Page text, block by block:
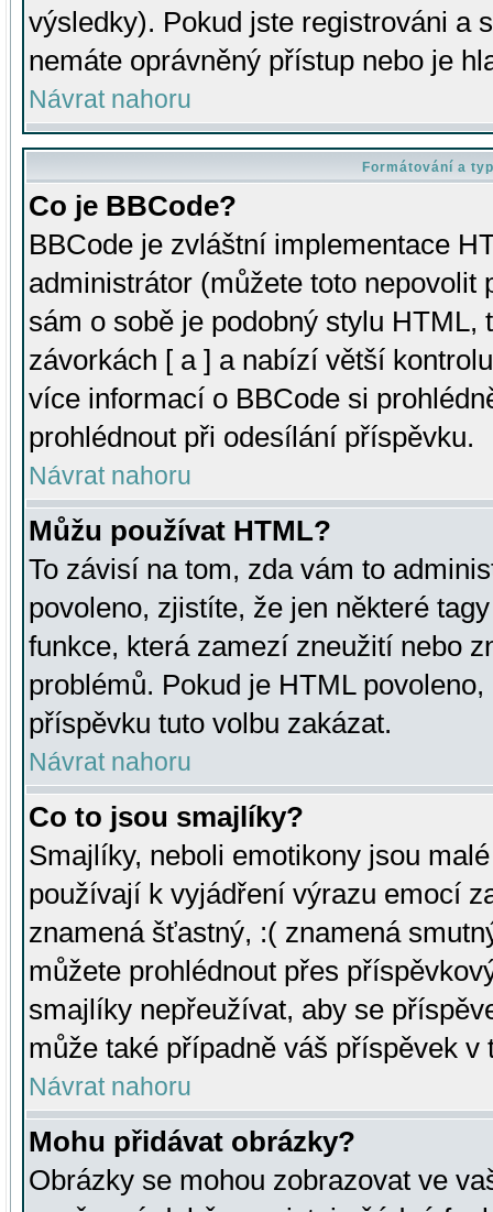
výsledky). Pokud jste registrováni a
nemáte oprávněný přístup nebo je
Návrat nahoru
Formátování a
Co je BBCode?
BBCode je zvláštní implementace
administrátor (můžete toto
sám o sobě je podobný stylu HTML,
závorkách [ a ] a nabízí větší
více informací o BBCode si
prohlédnout při odesílání příspěvku.
Návrat nahoru
Můžu používat HTML?
To závisí na tom, zda vám to
povoleno, zjistíte, že jen některé
funkce, která zamezí zneužití nebo
problémů. Pokud je HTML
příspěvku tuto volbu zakázat.
Návrat nahoru
Co to jsou smajlíky?
Smajlíky, neboli emotikony jsou
používají k vyjádření výrazu emocí
znamená šťastný, :( znamená
můžete prohlédnout přes
smajlíky nepřeužívat, aby se
může také případně váš příspěvek v
Návrat nahoru
Mohu přidávat obrázky?
Obrázky se mohou zobrazovat ve